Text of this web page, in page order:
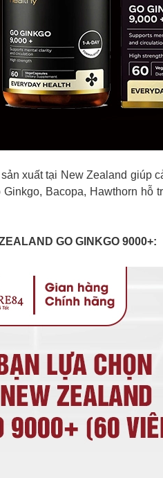
xuất tại New Zealand giúp
Bacopa, Hawthorn
GO GINKGO 9000+: